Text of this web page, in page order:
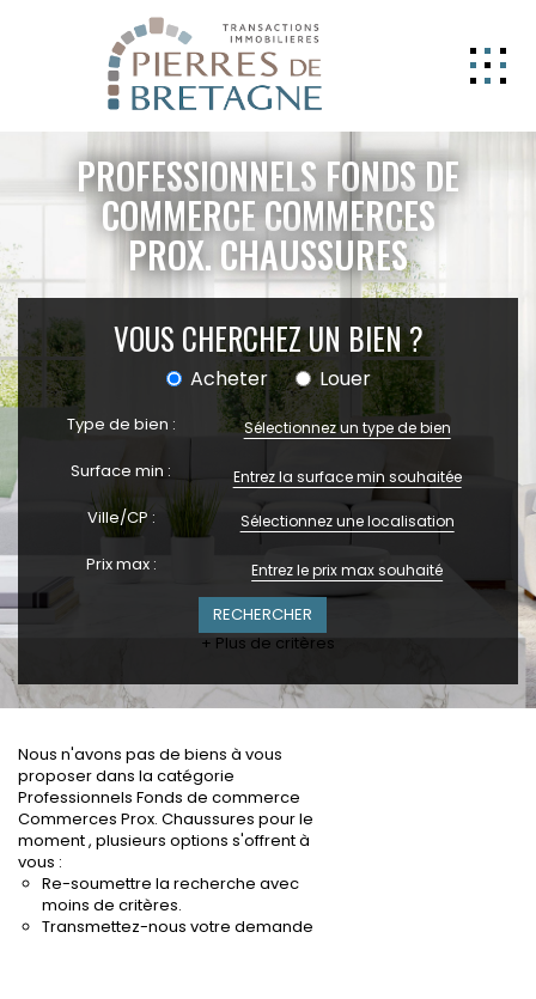
NOS BIENS
GERER
NOS AGENCES
ESTIMATION
CONTACT
ESPACE CLIENT
EXTRANET
PROFESSIONNELS FONDS DE
COMMERCE COMMERCES
PROX. CHAUSSURES
VOUS CHERCHEZ UN BIEN ?
Acheter Louer
Type de bien : Sélectionnez un type de bien
Surface min :
Ville/CP : Sélectionnez une localisation
Prix max :
+ Plus de critères
Nous n'avons pas de biens à vous
proposer dans la catégorie
Professionnels Fonds de commerce
Commerces Prox. Chaussures pour le
moment , plusieurs options s'offrent à
vous :
Re-soumettre la recherche avec
moins de critères.
Transmettez-nous votre demande